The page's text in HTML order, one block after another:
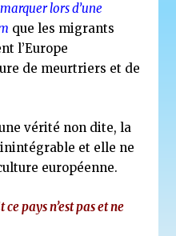
lors d’une
que les migrants
l’Europe
de meurtriers et de
vérité non dite, la
et elle ne
européenne.
pays n’est pas et ne